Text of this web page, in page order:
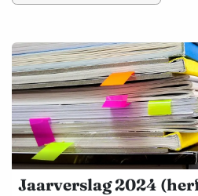
Jaarverslag 2024